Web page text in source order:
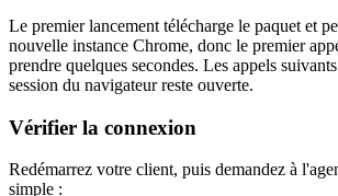
Le premier lancement télécharge le paquet et
nouvelle instance Chrome, donc le premier
prendre quelques secondes. Les appels
session du navigateur reste ouverte.
Vérifier la connexion
Redémarrez votre client, puis demandez à
simple :